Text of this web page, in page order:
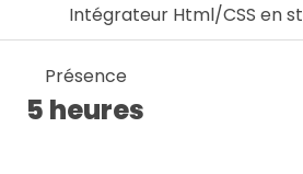
Intégrateur Html/CSS en
Présence
5 heures